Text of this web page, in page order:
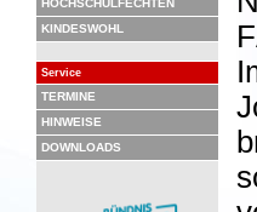
HOCHSCHULFECHTEN
KINDESWOHL
Service
TERMINE
HINWEISE
DOWNLOADS